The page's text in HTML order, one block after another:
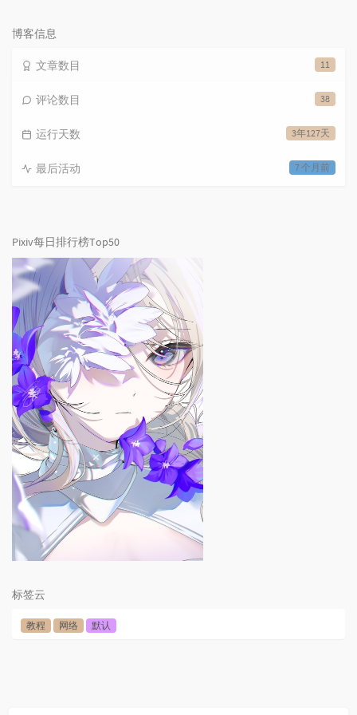
博客信息
11
文章数目
38
评论数目
3年127天
运行天数
7 个月前
最后活动
Pixiv每日排行榜Top50
标签云
教程 网络 默认